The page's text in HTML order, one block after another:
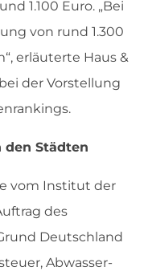
1.100 Euro. „Bei
von rund 1.300
erläuterte Haus &
der Vorstellung
den Städten
vom Institut der
des
Deutschland
Abwasser-